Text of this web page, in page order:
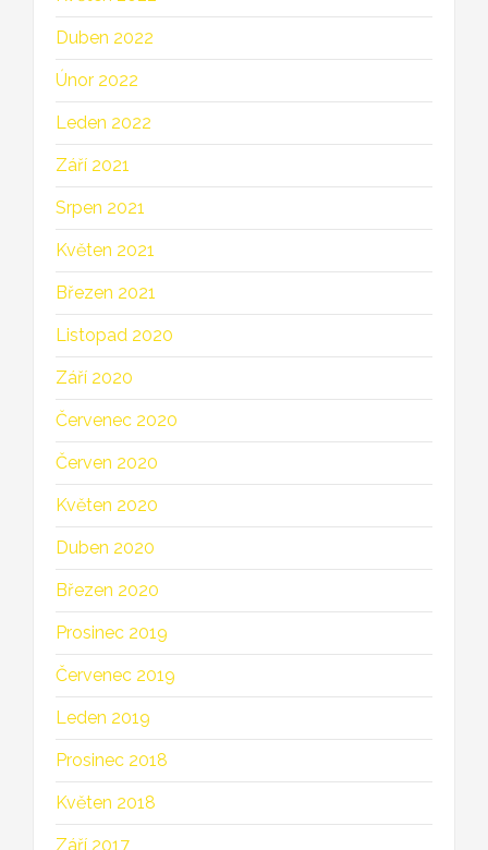
Duben 2022
Únor 2022
Leden 2022
Září 2021
Srpen 2021
Květen 2021
Březen 2021
Listopad 2020
Září 2020
Červenec 2020
Červen 2020
Květen 2020
Duben 2020
Březen 2020
Prosinec 2019
Červenec 2019
Leden 2019
Prosinec 2018
Květen 2018
Září 2017